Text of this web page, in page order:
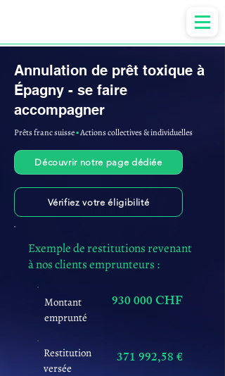
Annulation de prêt toxique à
Épagny - se faire
accompagner
Prêts franc suisse▪︎Actions collectives & individuelles
Découvrir notre page dédiée
Vérifiez votre éligibilité
Exemple de restitutions revenant
à nos clients emprunteurs :
Montant
emprunté
930 000 CHF
Restitution
versée
371 992,58 €